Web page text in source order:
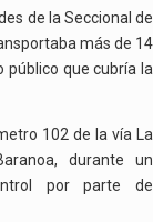
de la Seccional de
más de 14
público que cubría la
102 de la vía La
durante un
por parte de